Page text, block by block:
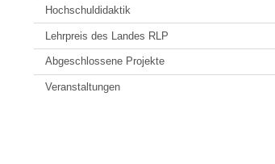
Hochschuldidaktik
Lehrpreis des Landes RLP
Abgeschlossene Projekte
Veranstaltungen